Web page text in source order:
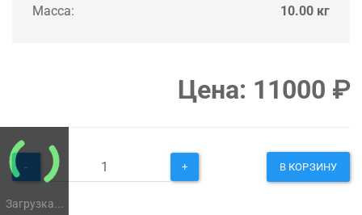
Загрузка...
Масса: 10.00 кг
Цена: 11000 ₽
- + В КОРЗИНУ